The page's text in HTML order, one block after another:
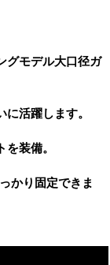
グモデル大口径ガ
活躍します。
装備。
かり固定できま